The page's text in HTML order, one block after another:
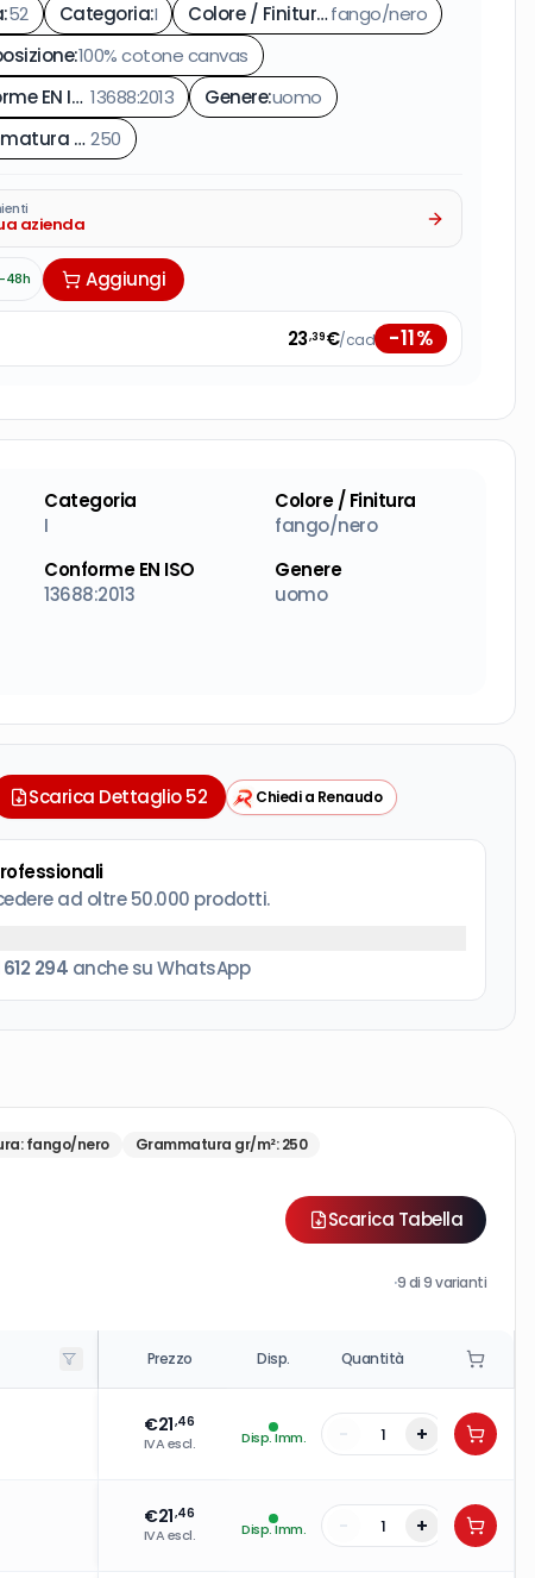
:52 Categoria:I Colore / Finitura:fango/nero
:100% cotone canvas
Conforme EN ISO :
13688:2013 Genere:uomo
Grammatura gr/m² 250
azienda
48h Aggiungi
23,39€/cad -11%
Categoria
I
Colore / Finitura
fango/nero
Conforme EN ISO
13688:2013
Genere
uomo
Scarica Dettaglio 52 Chiedi a Renaudo
ad oltre 50.000 prodotti.
612 294 anche su WhatsApp
:fango/nero Grammatura gr/m²:250
Scarica Tabella
·9di9varianti
Prezzo Disp. Quantità
€21,46
IVA escl. Disp. Imm. - +
€21,46
IVA escl. Disp. Imm. - +